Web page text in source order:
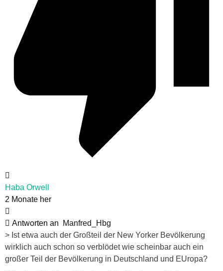
Haba Orwell
2 Monate her
Antworten an
Manfred_Hbg
> Ist etwa auch der Großteil der New Yorker Bevölkerung
wirklich auch schon so verblödet wie scheinbar auch ein
großer Teil der Bevölkerung in Deutschland und EUropa?